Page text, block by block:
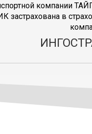
компании
застрахована в